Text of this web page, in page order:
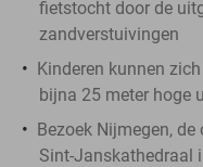
fietstocht door de
zandverstuivingen
Kinderen kunnen
bijna 25 meter hoge
Bezoek Nijmegen,
Sint-Janskathedraal